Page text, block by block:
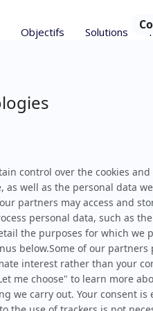
Objectifs Solutions
:
un des
chez les
sont multiples :